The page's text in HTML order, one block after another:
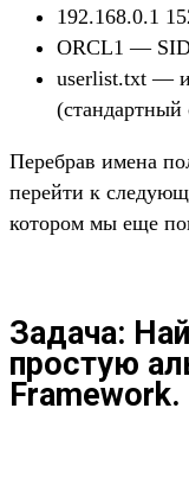
192.168.0.1
ORCL1 —
userlist.txt —
(стандартный
Перебрав имена
перейти к
котором мы еще
Задача:
простую
Framework.